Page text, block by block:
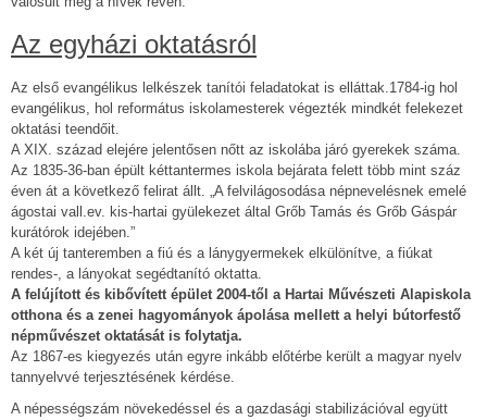
Az egyházi oktatásról
Az első evangélikus lelkészek tanítói feladatokat is elláttak.1784-ig hol
evangélikus, hol református iskolamesterek végezték mindkét felekezet
oktatási teendőit.
A XIX. század elejére jelentősen nőtt az iskolába járó gyerekek száma.
Az 1835-36-ban épült kéttantermes iskola bejárata felett több mint száz
éven át a következő felirat állt. „A felvilágosodása népnevelésnek emelé
ágostai vall.ev. kis-hartai gyülekezet által Grőb Tamás és Grőb Gáspár
kurátórok idejében.”
A két új tanteremben a fiú és a lánygyermekek elkülönítve, a fiúkat
rendes-, a lányokat segédtanító oktatta.
A felújított és kibővített épület 2004-től a Hartai Művészeti Alapiskola
otthona és a zenei hagyományok ápolása mellett a helyi bútorfestő
népművészet oktatását is folytatja.
Az 1867-es kiegyezés után egyre inkább előtérbe került a magyar nyelv
tannyelvvé terjesztésének kérdése.
A népességszám növekedéssel és a gazdasági stabilizációval együtt